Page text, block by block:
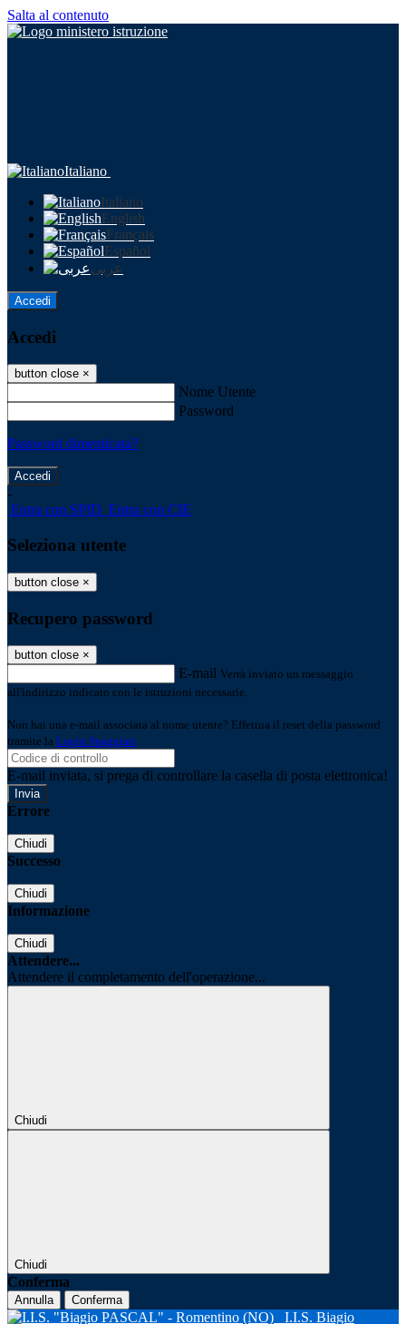
Salta al contenuto
Italiano
Italiano
English
Français
Español
عربى
Accedi
Accedi
button close ×
Nome Utente
Password
Password dimenticata?
-
Entra con SPID Entra con CIE
Seleziona utente
button close ×
Recupero password
button close ×
E-mail Verrà inviato un messaggio
all'indirizzo indicato con le istruzioni necessarie.
Non hai una e-mail associata al nome utente? Effettua il reset della password
tramite la Login Spaggiari
E-mail inviata, si prega di controllare la casella di posta elettronica!
Errore
Chiudi
Successo
Chiudi
Informazione
Chiudi
Attendere...
Attendere il completamento dell'operazione...
Chiudi
Chiudi
Conferma
Annulla Conferma
I.I.S. Biagio